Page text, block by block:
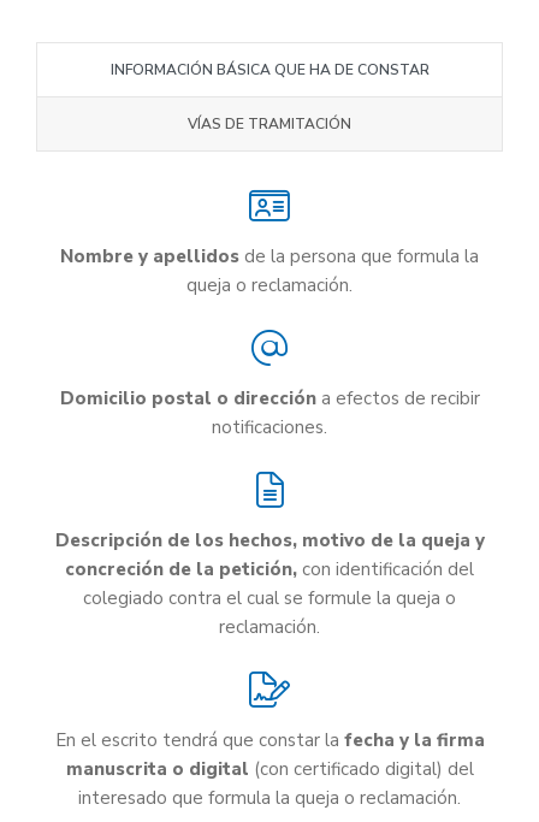
INFORMACIÓN BÁSICA QUE HA DE CONSTAR
VÍAS DE TRAMITACIÓN
Nombre y apellidos de la persona que formula la
queja o reclamación.
Domicilio postal o dirección a efectos de recibir
notificaciones.
Descripción de los hechos, motivo de la queja y
concreción de la petición, con identificación del
colegiado contra el cual se formule la queja o
reclamación.
En el escrito tendrá que constar la fecha y la firma
manuscrita o digital (con certificado digital) del
interesado que formula la queja o reclamación.